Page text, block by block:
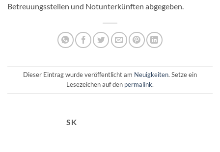
Betreuungsstellen und Notunterkünften abgegeben.
Dieser Eintrag wurde veröffentlicht am Neuigkeiten. Setze ein
Lesezeichen auf den permalink.
SK